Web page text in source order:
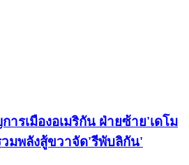
รเมืองอเมริกัน ฝ่ายซ้าย'เดโม
มพลังสู้ขวาจัด'รีพับลิกัน'